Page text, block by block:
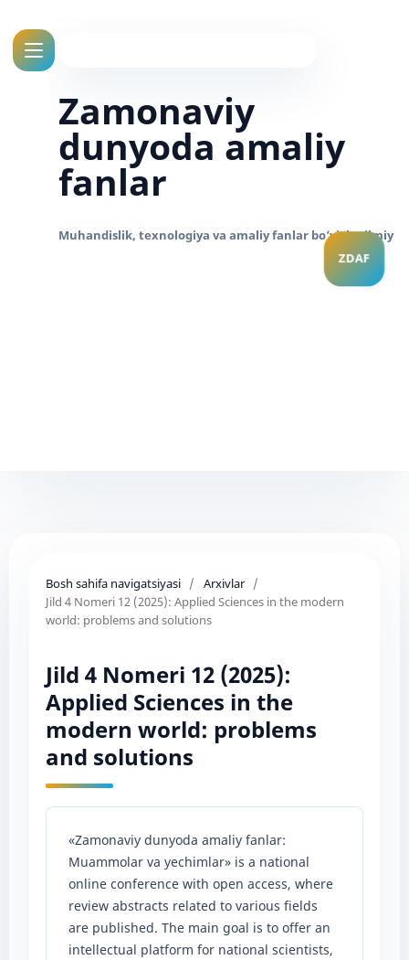
Zamonaviy
dunyoda amaliy
fanlar
Bosh sahifa navigatsiyasi / Arxivlar /
Jild 4 Nomeri 12 (2025): Applied Sciences in the modern
world: problems and solutions
Jild 4 Nomeri 12 (2025):
Applied Sciences in the
modern world: problems
and solutions
«Zamonaviy dunyoda amaliy fanlar:
Muammolar va yechimlar» is a national
online conference with open access, where
review abstracts related to various fields
are published. The main goal is to offer an
intellectual platform for national scientists,